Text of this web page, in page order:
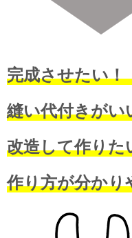
完成させたい
縫い代付きがい
改造して作り
作り方が分か